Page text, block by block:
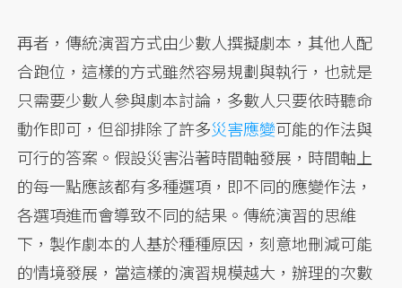
再者，傳統演習方式由少數人撰擬劇本，其他人配
合跑位，這樣的方式雖然容易規劃與執行，也就是
只需要少數人參與劇本討論，多數人只要依時聽命
動作即可，但卻排除了許多災害應變可能的作法與
可行的答案。假設災害沿著時間軸發展，時間軸上
的每一點應該都有多種選項，即不同的應變作法，
各選項進而會導致不同的結果。傳統演習的思維
下，製作劇本的人基於種種原因，刻意地刪減可能
的情境發展，當這樣的演習規模越大，辦理的次數